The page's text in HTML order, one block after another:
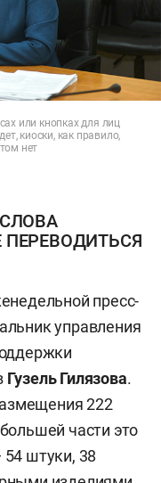
или кнопках для лиц
киоски, как правило,
нет
пресс-
управления
Гузель Гилязова.
222
части это
штуки, 38